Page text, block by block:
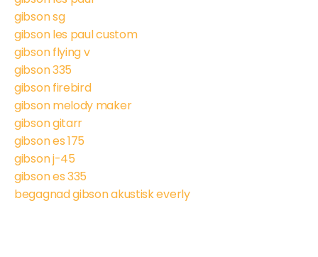
gibson sg
gibson les paul custom
gibson flying v
gibson 335
gibson firebird
gibson melody maker
gibson gitarr
gibson es 175
gibson j-45
gibson es 335
begagnad gibson akustisk everly